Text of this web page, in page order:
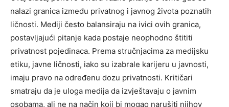
nalazi granica između privatnog i javnog života poznatih
ličnosti. Mediji često balansiraju na ivici ovih granica,
postavljajući pitanje kada postaje neophodno štititi
privatnost pojedinaca. Prema stručnjacima za medijsku
etiku, javne ličnosti, iako su izabrale karijeru u javnosti,
imaju pravo na određenu dozu privatnosti. Kritičari
smatraju da je uloga medija da izvještavaju o javnim
osobama, ali ne na način koji bi mogao narušiti njihov